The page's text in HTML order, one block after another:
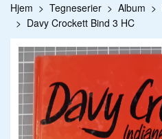
Hjem Tegneserier Album
Davy Crockett Bind 3 HC